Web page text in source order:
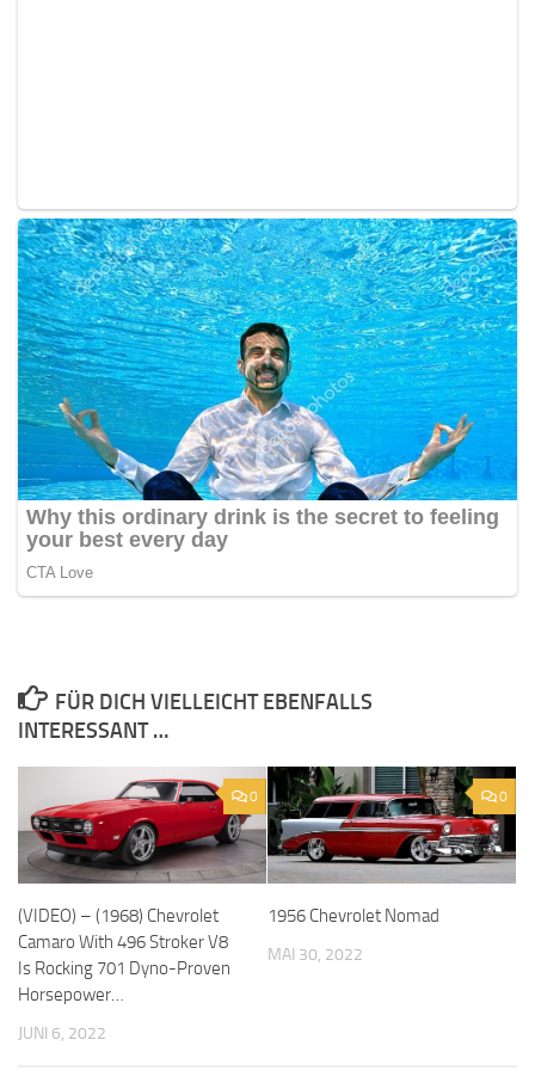
FÜR DICH VIELLEICHT EBENFALLS
INTERESSANT …
0
(VIDEO) – (1968) Chevrolet
Camaro With 496 Stroker V8
Is Rocking 701 Dyno-Proven
Horsepower…
JUNI 6, 2022
0
1956 Chevrolet Nomad
MAI 30, 2022